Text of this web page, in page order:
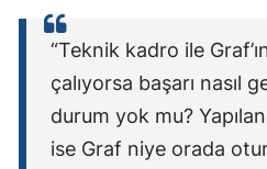
“Teknik kadro ile
çalıyorsa başarı nasıl
durum yok mu?
ise Graf niye orada